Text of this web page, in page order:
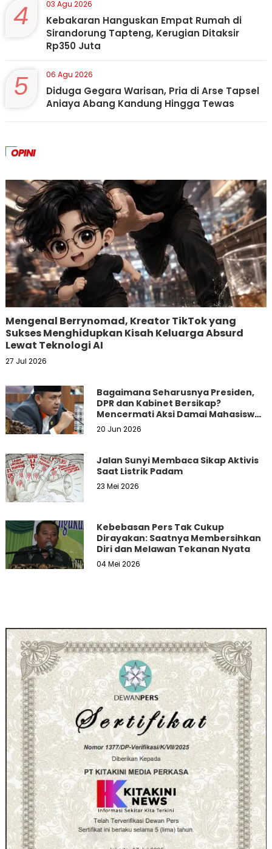
4 03 Agu 2026
Kebakaran Hanguskan Empat Rumah di
Sirandorung Tapteng, Kerugian Ditaksir
Rp350 Juta
5 06 Agu 2026
Diduga Gegara Warisan, Pria di Arse Tapsel
Aniaya Abang Kandung Hingga Tewas
OPINI
Mengenal Berrynomad, Kreator TikTok yang
Sukses Menghidupkan Kisah Keluarga Absurd
Lewat Teknologi AI
27 Jul 2026
Bagaimana Seharusnya Presiden,
DPR dan Kabinet Bersikap?
Mencermati Aksi Damai Mahasiswa
dan Masyarakat
20 Jun 2026
Jalan Sunyi Membaca Sikap Aktivis
Saat Listrik Padam
23 Mei 2026
Kebebasan Pers Tak Cukup
Dirayakan: Saatnya Membersihkan
Diri dan Melawan Tekanan Nyata
04 Mei 2026